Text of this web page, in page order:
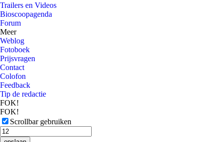
Trailers en Videos
Bioscoopagenda
Forum
Meer
Weblog
Fotoboek
Prijsvragen
Contact
Colofon
Feedback
Tip de redactie
FOK!
FOK!
Scrollbar gebruiken